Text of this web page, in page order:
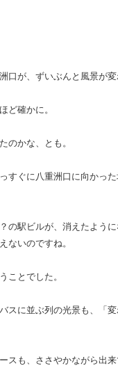
口が、ずいぶんと風景が
ど確かに。
のかな、とも。
すぐに八重洲口に向かっ
の駅ビルが、消えたよう
ないのですね。
ことでした。
スに並ぶ列の光景も、「
スも、ささやかながら出